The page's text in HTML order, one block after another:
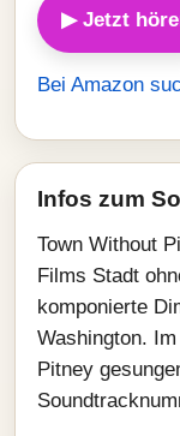
▶ Jetzt
Bei Amazon
Infos zum
Town Without
Films Stadt
komponierte
Washington.
Pitney